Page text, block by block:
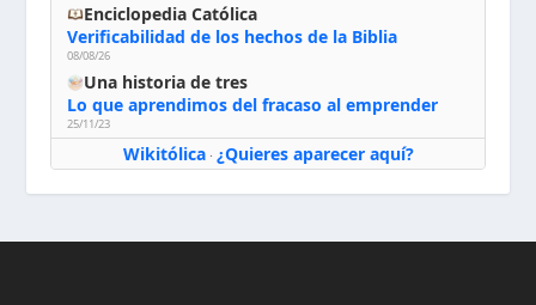
Enciclopedia Católica
Verificabilidad de los hechos de la Biblia
08/08/26
Una historia de tres
Lo que aprendimos del fracaso al emprender
25/11/23
Wikitólica· ¿Quieres aparecer aquí?